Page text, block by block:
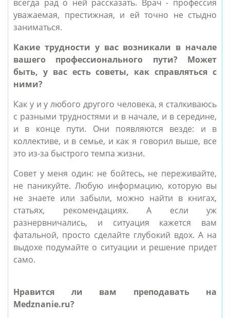
всегда рад о ней рассказать. Врач - профессия
уважаемая, престижная, и ей точно не стыдно
заниматься.
Какие трудности у вас возникали в начале
вашего профессионального пути? Может
быть, у вас есть советы, как справляться с
ними?
Как у и у любого другого человека, я сталкиваюсь
с разными трудностями и в начале, и в середине,
и в конце пути. Они появляются везде: и в
коллективе, и в семье, и как я говорил выше, все
это из-за быстрого темпа жизни.
Совет у меня один: не бойтесь, не переживайте,
не паникуйте. Любую информацию, которую вы
не знаете или забыли, можно найти в книгах,
статьях, рекомендациях. А если уж
разнервничались, и ситуация кажется вам
фатальной, просто сделайте глубокий вдох. А на
выдохе подумайте о ситуации и решение придет
само.
Нравится ли вам преподавать на
Medznanie.ru?